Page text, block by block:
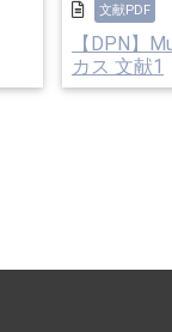
文献PDF
【DPN】
カス 文献1